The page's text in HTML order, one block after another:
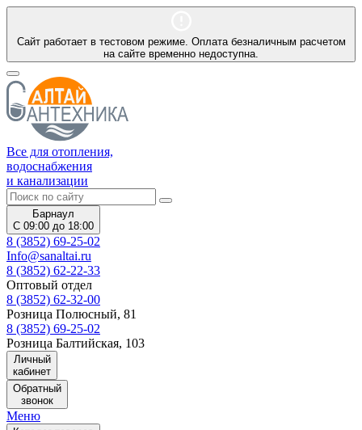
Сайт работает в тестовом режиме. Оплата безналичным расчетом
на сайте временно недоступна.
Все для отопления,
водоснабжения
и канализации
Барнаул
С 09:00 до 18:00
8 (3852) 69-25-02
Info@sanaltai.ru
8 (3852) 62-22-33
Оптовый отдел
8 (3852) 62-32-00
Розница Полюсный, 81
8 (3852) 69-25-02
Розница Балтийская, 103
Личный
кабинет
Обратный
звонок
Меню